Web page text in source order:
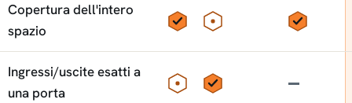
Copertura dell'intero
spazio
Sì Parziale Sì
Ingressi/uscite esatti a
una porta
Parziale
Sì No